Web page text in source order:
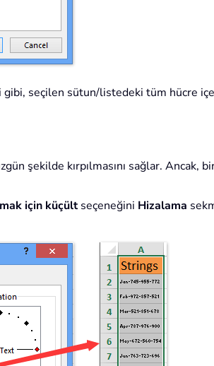
gibi, seçilen sütun/listedeki tüm hücre
şekilde kırpılmasını sağlar. Ancak,
için küçültseçeneğini Hizalama